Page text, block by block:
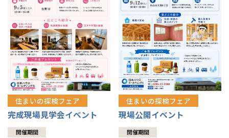
住まいの探検フェア
完成現場見学会イベント
開催期間
住まいの探検フェア
現場公開イベント
開催期間